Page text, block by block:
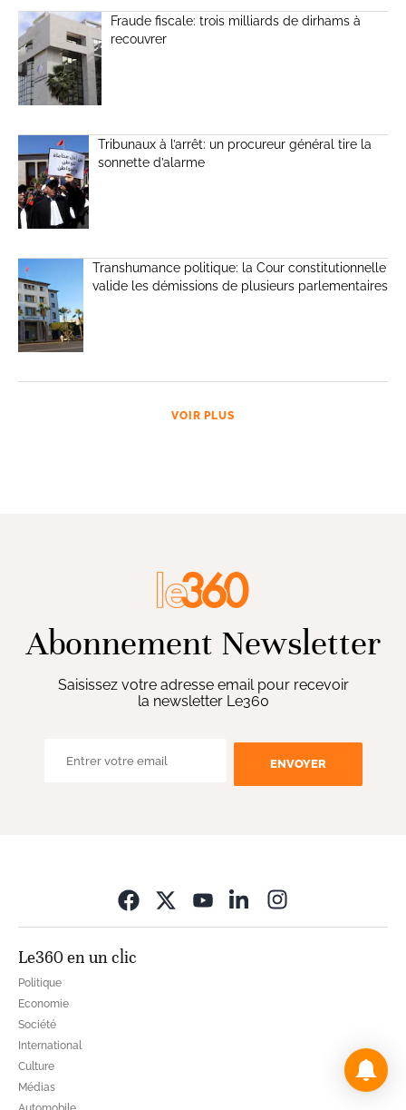
Fraude fiscale: trois milliards de dirhams à
recouvrer
Tribunaux à l’arrêt: un procureur général tire la
sonnette d’alarme
Transhumance politique: la Cour constitutionnelle
valide les démissions de plusieurs parlementaires
VOIR PLUS
Abonnement Newsletter
Saisissez votre adresse email pour recevoir
la newsletter Le360
ENVOYER
Le360 en un clic
Politique
Economie
Société
International
Culture
Médias